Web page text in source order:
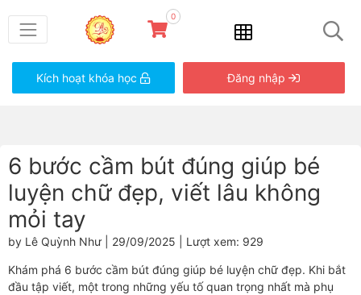
0
Kích hoạt khóa học Đăng nhập
6 bước cầm bút đúng giúp bé
luyện chữ đẹp, viết lâu không
mỏi tay
by Lê Quỳnh Như | 29/09/2025 | Lượt xem: 929
Khám phá 6 bước cầm bút đúng giúp bé luyện chữ đẹp. Khi bắt
đầu tập viết, một trong những yếu tố quan trọng nhất mà phụ